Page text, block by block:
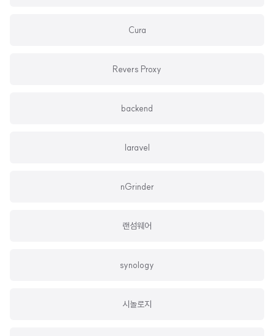
Cura
Revers Proxy
backend
laravel
nGrinder
랜섬웨어
synology
시놀로지